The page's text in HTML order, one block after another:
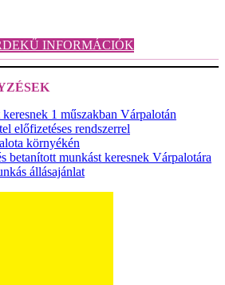
INFORMÁCIÓK
1 műszakban Várpalotán
előfizetéses rendszerrel
környékén
betanított munkást keresnek Várpalotára
állásajánlat